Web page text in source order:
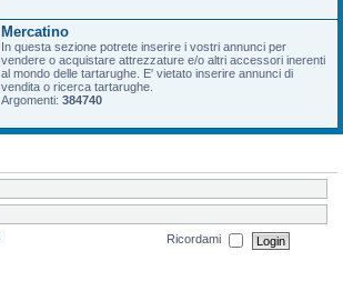
Mercatino
In questa sezione potrete inserire i vostri annunci per
vendere o acquistare attrezzature e/o altri accessori inerenti
al mondo delle tartarughe. E' vietato inserire annunci di
vendita o ricerca tartarughe.
Argomenti: 384740
Ricordami